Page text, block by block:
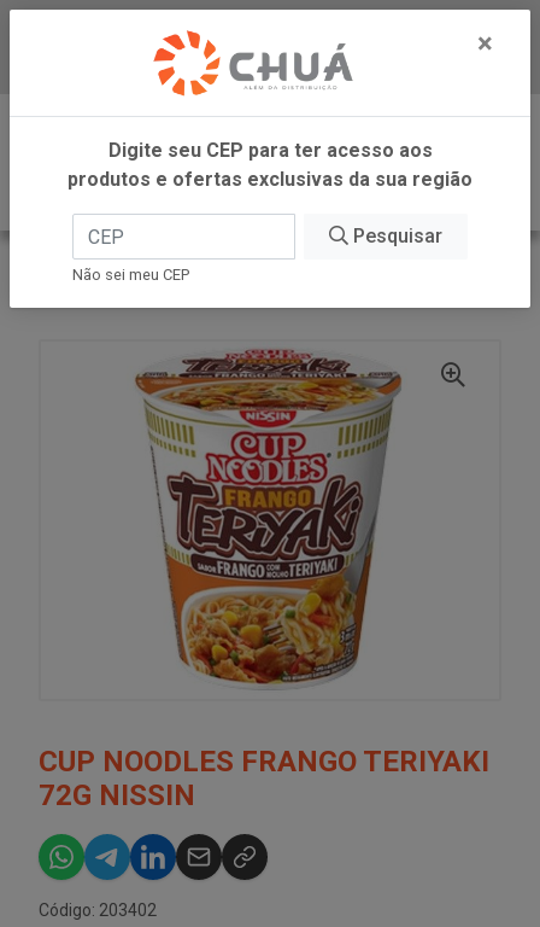
Baixe já nosso APP
0
INÍCIO
NISSIN
CUP NOODLES FRANGO TERIYAKI
72G NISSIN
Código: 203402
×
Digite seu CEP para ter acesso aos
produtos e ofertas exclusivas da sua região
Pesquisar
Não sei meu CEP